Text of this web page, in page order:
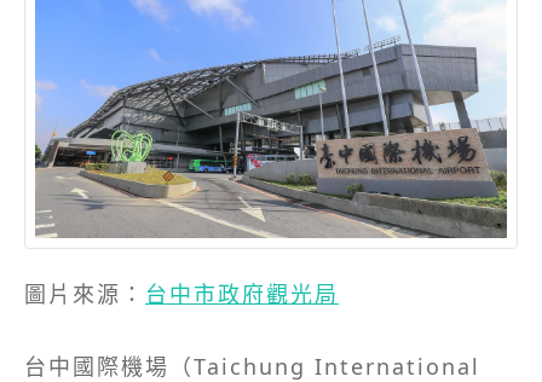
圖片來源： 台中市政府觀光局
台中國際機場（Taichung International